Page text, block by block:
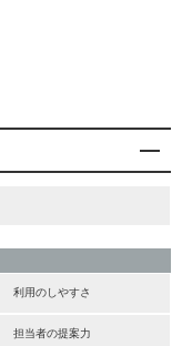
利用のしやすさ
担当者の提案力